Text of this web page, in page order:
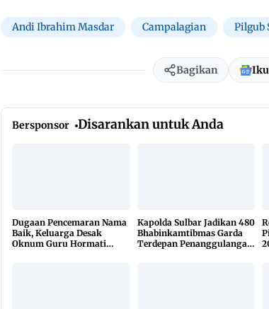
Andi Ibrahim Masdar Campalagian Pilgub
Bagikan
Bersponsor Disarankan untuk Anda
Dugaan Pencemaran Nama
Baik, Keluarga Desak
Oknum Guru Hormati
Kapolda Sulbar Jadikan 480
Bhabinkamtibmas Garda
Terdepan Penanggulangan